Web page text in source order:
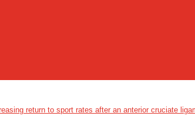
return to sport rates after an anterior cruciate